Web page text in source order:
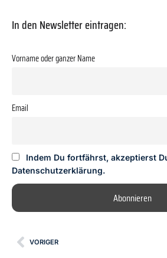
In den Newsletter eintragen:
Vorname oder ganzer Name
Email
Indem Du fortfährst, akzeptierst
Datenschutzerklärung.
VORIGER